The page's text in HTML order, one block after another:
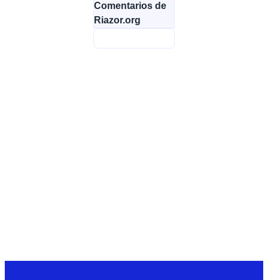
Comentarios de
Riazor.org